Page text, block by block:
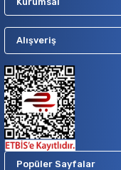
Alışveriş
Popüler Sayfalar